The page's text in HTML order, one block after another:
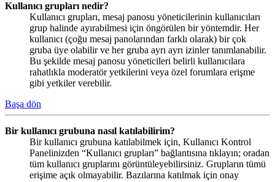
Kullanıcı grupları nedir?
Kullanıcı grupları, mesaj panosu yöneticilerinin kullanıcıları
grup halinde ayırabilmesi için öngörülen bir yöntemdir. Her
kullanıcı (çoğu mesaj panolarından farklı olarak) bir çok
gruba üye olabilir ve her gruba ayrı ayrı izinler tanımlanabilir.
Bu şekilde mesaj panosu yöneticileri belirli kullanıcılara
rahatlıkla moderatör yetkilerini veya özel forumlara erişme
gibi yetkiler verebilir.
Başa dön
Bir kullanıcı grubuna nasıl katılabilirim?
Bir kullanıcı grubuna katılabilmek için, Kullanıcı Kontrol
Panelinizden “Kullanıcı grupları” bağlantısına tıklayın; oradan
tüm kullanıcı gruplarını görüntüleyebilirsiniz. Grupların tümü
erişime açık olmayabilir. Bazılarına katılmak için onay